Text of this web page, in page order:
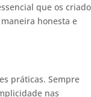
que os
honesta e
práticas. Sempre
nas